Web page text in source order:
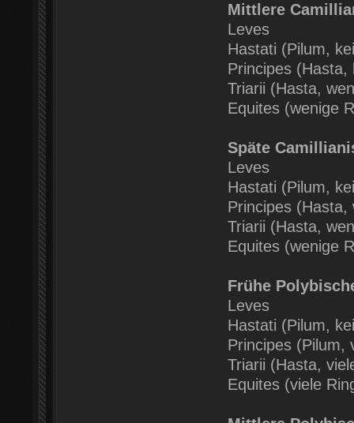
Mittlere
Leves
Hastati (Pilum,
Principes (Hasta,
Triarii (Hasta,
Equites (wenige
Späte
Leves
Hastati (Pilum,
Principes (Hasta,
Triarii (Hasta,
Equites (wenige
Frühe
Leves
Hastati (Pilum,
Principes (Pilum,
Triarii (Hasta,
Equites (viele